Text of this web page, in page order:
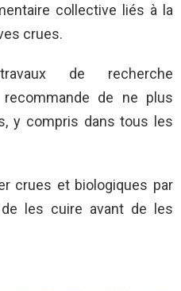
collective liés à la
crues.
de recherche
recommande de ne plus
y compris dans tous les
crues et biologiques par
les cuire avant de les